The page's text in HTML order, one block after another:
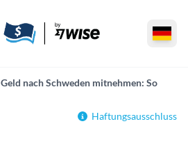
Geld nach Schweden mitnehmen: So
Haftungsausschluss